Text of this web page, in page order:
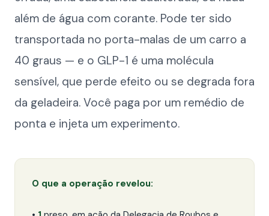
além de água com corante. Pode ter sido
transportada no porta-malas de um carro a
40 graus — e o GLP-1 é uma molécula
sensível, que perde efeito ou se degrada fora
da geladeira. Você paga por um remédio de
ponta e injeta um experimento.
O que a operação revelou: